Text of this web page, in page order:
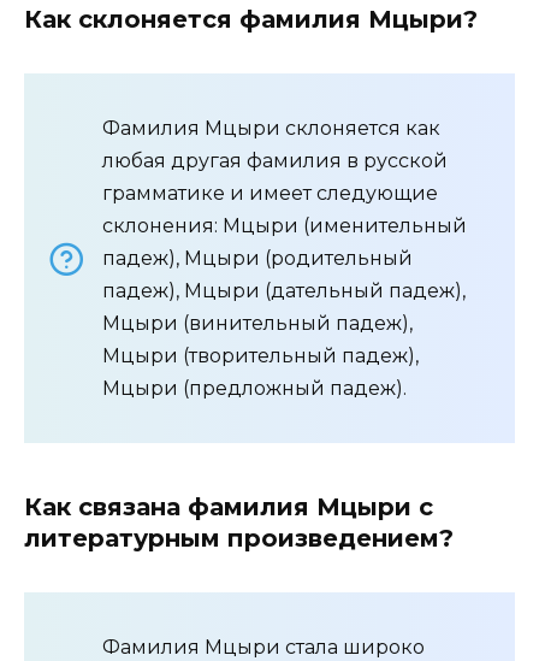
Как склоняется фамилия Мцыри?
Фамилия Мцыри склоняется как
любая другая фамилия в русской
грамматике и имеет следующие
склонения: Мцыри (именительный
падеж), Мцыри (родительный
падеж), Мцыри (дательный падеж),
Мцыри (винительный падеж),
Мцыри (творительный падеж),
Мцыри (предложный падеж).
Как связана фамилия Мцыри с
литературным произведением?
Фамилия Мцыри стала широко